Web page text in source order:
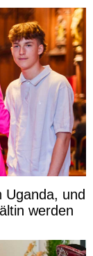
Uganda, und
werden